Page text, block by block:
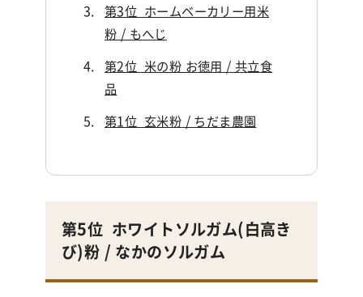
第3位
ホームベーカリー用米
粉 / もへじ
第2位 米の粉 お徳用 / 共立食
品
第1位 玄米粉 / ちだま農園
第5位 ホワイトソルガム(白高き
び)粉 / なかのソルガム